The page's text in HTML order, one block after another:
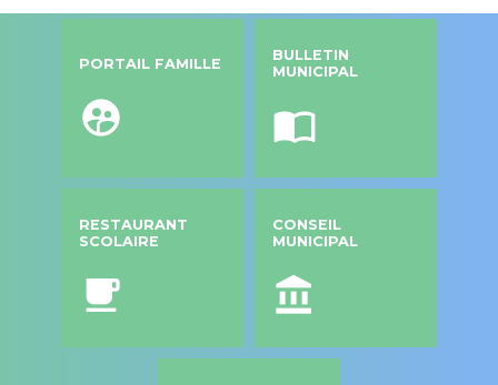
PORTAIL FAMILLE
supervised_user_circle
BULLETIN
MUNICIPAL
import_contacts
RESTAURANT
SCOLAIRE
local_cafe
CONSEIL
MUNICIPAL
account_balance